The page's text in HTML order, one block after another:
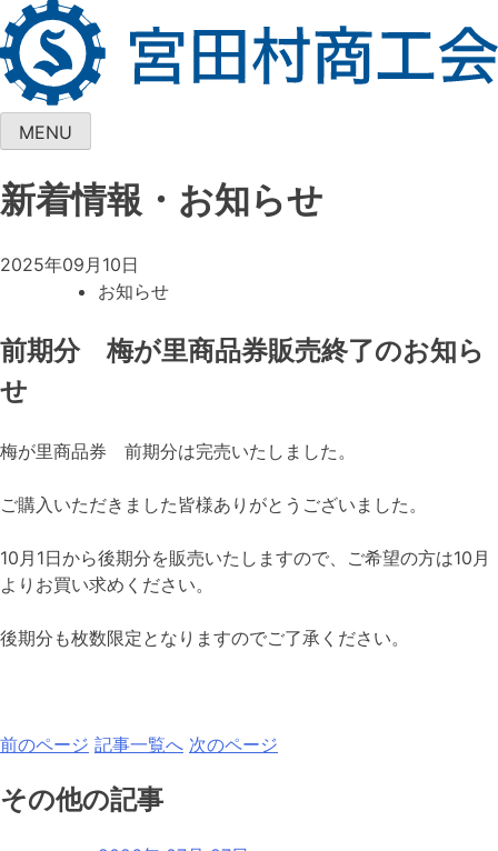
Skip
to
content
MENU
新着情報・お知らせ
2025年09月10日
お知らせ
前期分 梅が里商品券販売終了のお知ら
せ
梅が里商品券 前期分は完売いたしました。
ご購入いただきました皆様ありがとうございました。
10月1日から後期分を販売いたしますので、ご希望の方は10月
よりお買い求めください。
後期分も枚数限定となりますのでご了承ください。
前のページ 記事一覧へ 次のページ
その他の記事